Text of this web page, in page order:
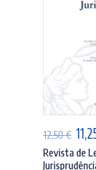
12,50€ O
Revista de